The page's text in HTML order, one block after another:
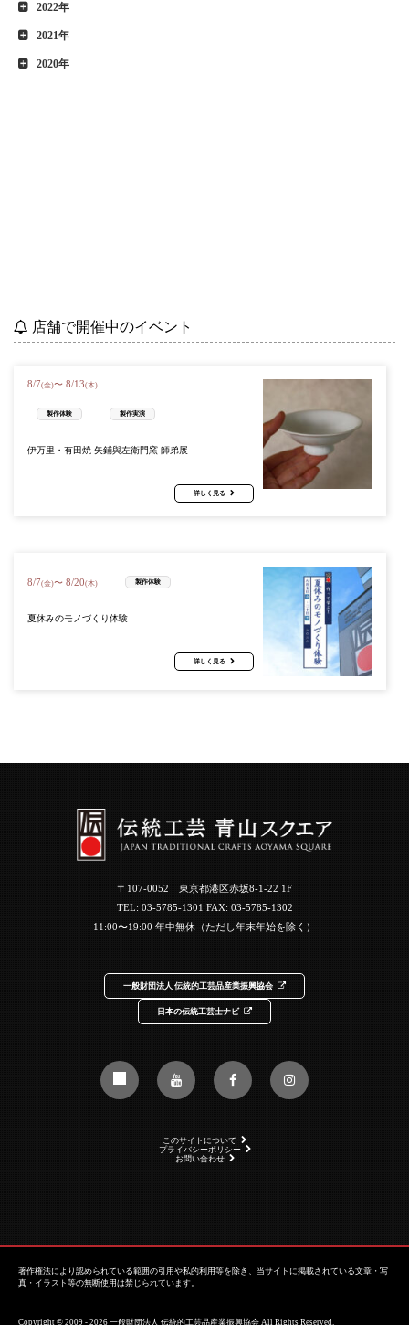
2022年
2021年
2020年
店舗で開催中のイベント
8/7(金)〜 8/13(木)
製作体験 製作実演
伊万里・有田焼 矢鋪與左衛門窯 師弟展
詳しく見る
8/7(金)〜 8/20(木) 製作体験
夏休みのモノづくり体験
詳しく見る
〒107-0052 東京都港区赤坂8-1-22 1F
TEL: 03-5785-1301 FAX: 03-5785-1302
11:00〜19:00 年中無休（ただし年末年始を除く）
一般財団法人 伝統的工芸品産業振興協会
日本の伝統工芸士ナビ
このサイトについて
プライバシーポリシー
お問い合わせ
著作権法により認められている範囲の引用や私的利用等を除き、当サイトに掲載されている文章・写
真・イラスト等の無断使用は禁じられています。
Copyright © 2009 - 2026 一般財団法人 伝統的工芸品産業振興協会 All Rights Reserved.